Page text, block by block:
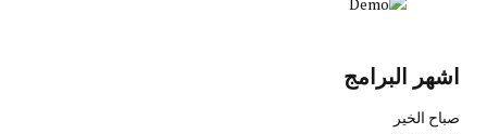
اشهر البرامج
صباح الخير